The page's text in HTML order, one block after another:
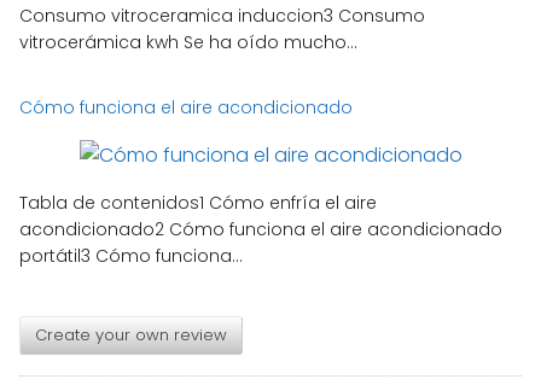
Consumo vitroceramica induccion3 Consumo
vitrocerámica kwh Se ha oído mucho...
Cómo funciona el aire acondicionado
Tabla de contenidos1 Cómo enfría el aire
acondicionado2 Cómo funciona el aire acondicionado
portátil3 Cómo funciona...
Create your own review